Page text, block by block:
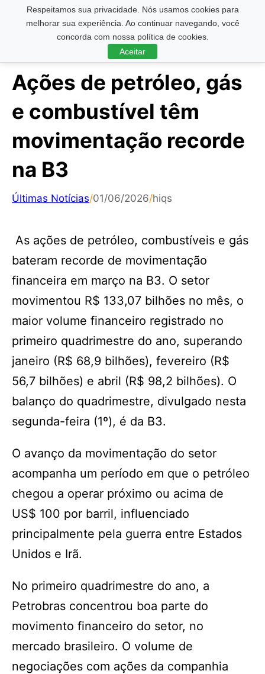
Respeitamos sua privacidade. Nós usamos cookies para
melhorar sua experiência. Ao continuar navegando, você
concorda com nossa política de cookies.
Aceitar
Pesquisar ...
Ações de petróleo, gás
e combustível têm
movimentação recorde
na B3
Últimas Notícias/01/06/2026/hiqs
As ações de petróleo, combustíveis e gás
bateram recorde de movimentação
financeira em março na B3. O setor
movimentou R$ 133,07 bilhões no mês, o
maior volume financeiro registrado no
primeiro quadrimestre do ano, superando
janeiro (R$ 68,9 bilhões), fevereiro (R$
56,7 bilhões) e abril (R$ 98,2 bilhões). O
balanço do quadrimestre, divulgado nesta
segunda-feira (1º), é da B3.
O avanço da movimentação do setor
acompanha um período em que o petróleo
chegou a operar próximo ou acima de
US$ 100 por barril, influenciado
principalmente pela guerra entre Estados
Unidos e Irã.
No primeiro quadrimestre do ano, a
Petrobras concentrou boa parte do
movimento financeiro do setor, no
mercado brasileiro. O volume de
negociações com ações da companhia